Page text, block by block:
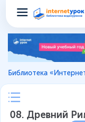
Библиотека
08. Древний